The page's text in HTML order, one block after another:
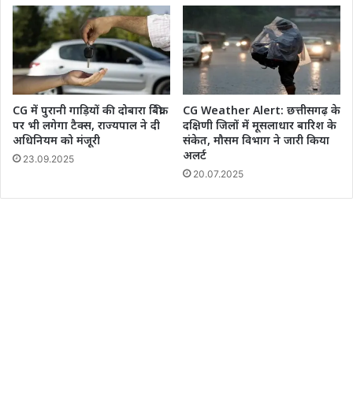
CG में पुरानी गाड़ियों की दोबारा बिक्री
पर भी लगेगा टैक्स, राज्यपाल ने दी
अधिनियम को मंजूरी
23.09.2025
CG Weather Alert: छत्तीसगढ़ के
दक्षिणी जिलों में मूसलाधार बारिश के
संकेत, मौसम विभाग ने जारी किया
अलर्ट
20.07.2025